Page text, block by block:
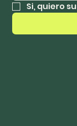
Si, quiero